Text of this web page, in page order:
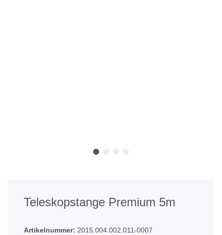
Teleskopstange Premium 5m
Artikelnummer: 2015.004.002.011-0007